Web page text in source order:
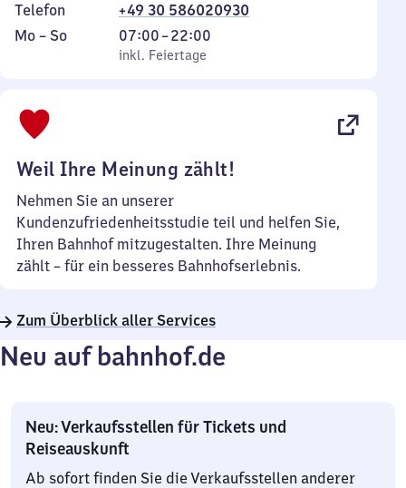
Telefon
+49 30 586020930
Montag
Mo – So,
inkl. Feiertage
07:00–22:00
Von
7
inkl. Feiertage
Weil Ihre Meinung zählt!
Nehmen Sie an unserer
Kundenzufriedenheitsstudie teil und helfen Sie,
Ihren Bahnhof mitzugestalten. Ihre Meinung
zählt – für ein besseres Bahnhofserlebnis.
Zum Überblick aller Services
Neu auf bahnhof.de
Neu: Verkaufsstellen für Tickets und
Reiseauskunft
Ab sofort finden Sie die Verkaufsstellen anderer